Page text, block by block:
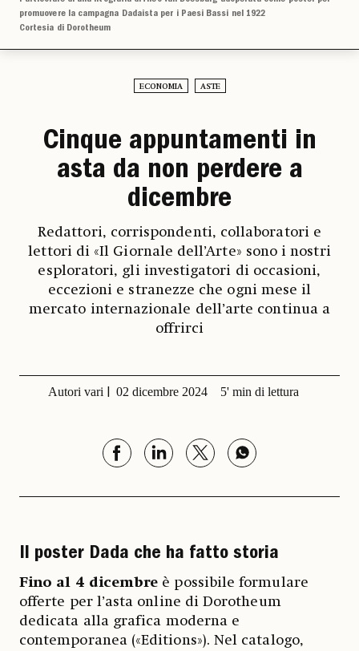
promuovere la campagna Dadaista per i Paesi Bassi nel 1922
Cortesia di Dorotheum
ECONOMIA ASTE
Cinque appuntamenti in
asta da non perdere a
dicembre
Redattori, corrispondenti, collaboratori e
lettori di «Il Giornale dell’Arte» sono i nostri
esploratori, gli investigatori di occasioni,
eccezioni e stranezze che ogni mese il
mercato internazionale dell’arte continua a
offrirci
Autori vari 02 dicembre 2024 5' min di lettura
Il poster Dada che ha fatto storia
Fino al 4 dicembre è possibile formulare
offerte per l’asta online di Dorotheum
dedicata alla grafica moderna e
contemporanea («Editions»). Nel catalogo,